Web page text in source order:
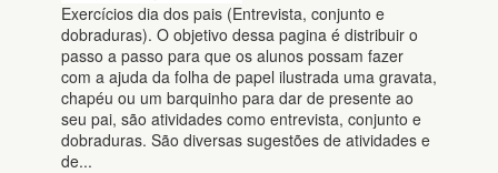
Exercícios dia dos pais (Entrevista, conjunto e
dobraduras). O objetivo dessa pagina é distribuir o
passo a passo para que os alunos possam fazer
com a ajuda da folha de papel ilustrada uma gravata,
chapéu ou um barquinho para dar de presente ao
seu pai, são atividades como entrevista, conjunto e
dobraduras. São diversas sugestões de atividades e
de...